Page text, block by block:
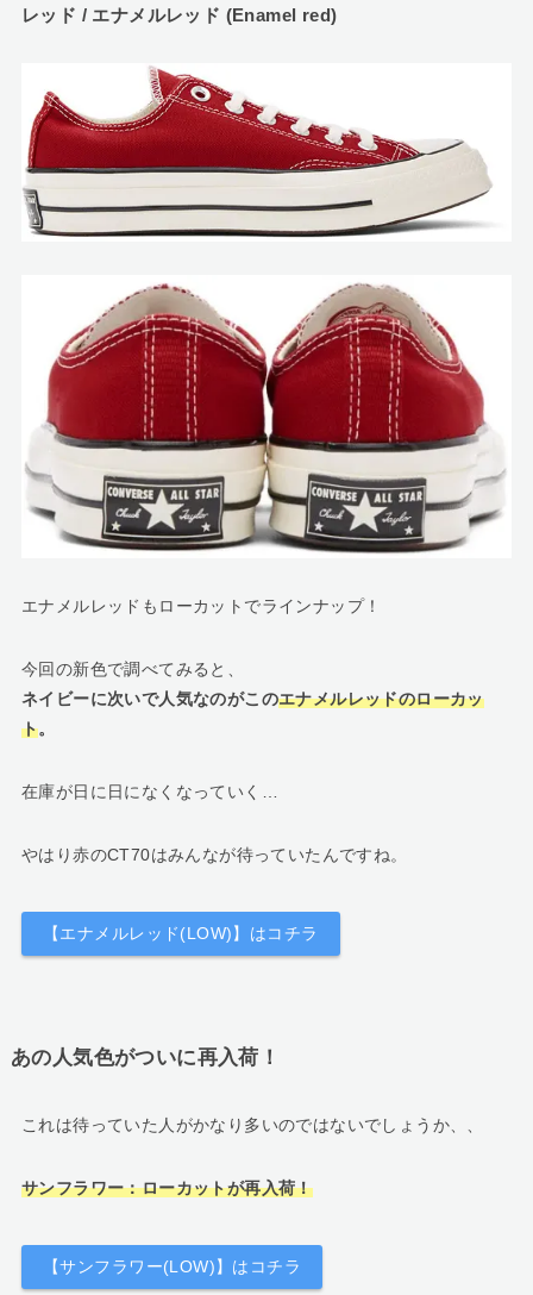
レッド / エナメルレッド (Enamel red)
エナメルレッドもローカットでラインナップ！
今回の新色で調べてみると、
ネイビーに次いで人気なのがこのエナメルレッドのローカッ
ト。
在庫が日に日になくなっていく…
やはり赤のCT70はみんなが待っていたんですね。
【エナメルレッド(LOW)】はコチラ
あの人気色がついに再入荷！
これは待っていた人がかなり多いのではないでしょうか、、
サンフラワー：ローカットが再入荷！
【サンフラワー(LOW)】はコチラ